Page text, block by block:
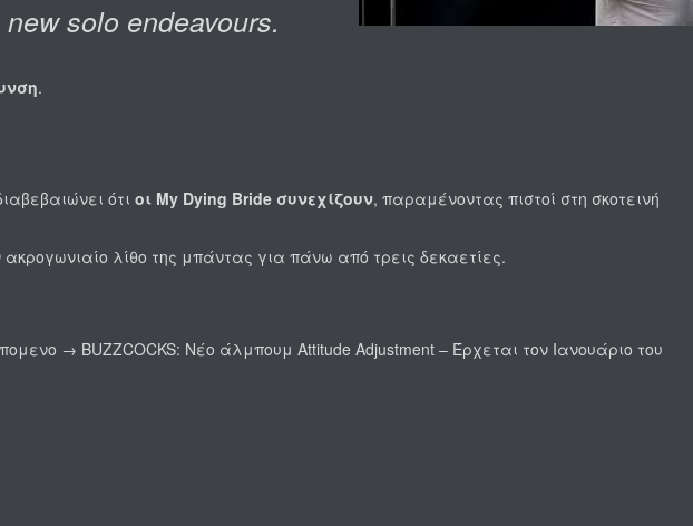
solo endeavours.
.
ότι οι My Dying Bride συνεχίζουν, παραμένοντας πιστοί στη σκοτεινή
λίθο της μπάντας για πάνω από τρεις δεκαετίες.
→ BUZZCOCKS: Νέο άλμπουμ Attitude Adjustment – Έρχεται τον Ιανουάριο του